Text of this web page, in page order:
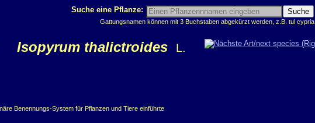
Suche eine Pflanze:
Gattungsnamen können mit 3 Buchstaben abgekürzt werden, z.B. tul cypria
Isopyrum thalictroides L.
Benennungs-System für Pflanzen und Tiere einführte